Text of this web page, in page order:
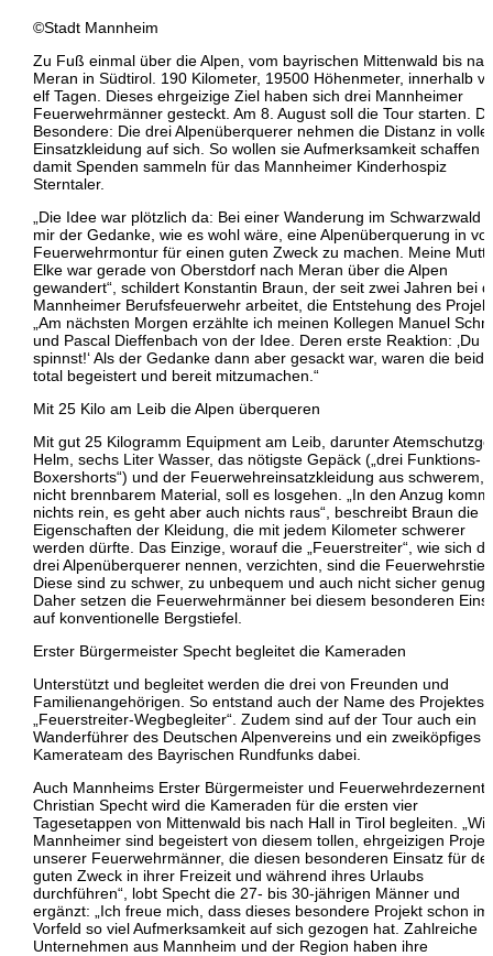
©Stadt Mannheim
Zu Fuß einmal über die Alpen, vom bayrischen Mittenwald bis
Meran in Südtirol. 190 Kilometer, 19500 Höhenmeter, innerhalb
elf Tagen. Dieses ehrgeizige Ziel haben sich drei Mannheimer
Feuerwehrmänner gesteckt. Am 8. August soll die Tour starten.
Besondere: Die drei Alpenüberquerer nehmen die Distanz in voller
Einsatzkleidung auf sich. So wollen sie Aufmerksamkeit schaffen
damit Spenden sammeln für das Mannheimer Kinderhospiz
Sterntaler.
„Die Idee war plötzlich da: Bei einer Wanderung im Schwarzwald
mir der Gedanke, wie es wohl wäre, eine Alpenüberquerung in
Feuerwehrmontur für einen guten Zweck zu machen. Meine
Elke war gerade von Oberstdorf nach Meran über die Alpen
gewandert“, schildert Konstantin Braun, der seit zwei Jahren bei
Mannheimer Berufsfeuerwehr arbeitet, die Entstehung des
„Am nächsten Morgen erzählte ich meinen Kollegen Manuel
und Pascal Dieffenbach von der Idee. Deren erste Reaktion: ‚Du
spinnst!‘ Als der Gedanke dann aber gesackt war, waren die
total begeistert und bereit mitzumachen.“
Mit 25 Kilo am Leib die Alpen überqueren
Mit gut 25 Kilogramm Equipment am Leib, darunter
Helm, sechs Liter Wasser, das nötigste Gepäck („drei Funktions-
Boxershorts“) und der Feuerwehreinsatzkleidung aus schwerem,
nicht brennbarem Material, soll es losgehen. „In den Anzug
nichts rein, es geht aber auch nichts raus“, beschreibt Braun die
Eigenschaften der Kleidung, die mit jedem Kilometer schwerer
werden dürfte. Das Einzige, worauf die „Feuerstreiter“, wie sich
drei Alpenüberquerer nennen, verzichten, sind die
Diese sind zu schwer, zu unbequem und auch nicht sicher genug.
Daher setzen die Feuerwehrmänner bei diesem besonderen
auf konventionelle Bergstiefel.
Erster Bürgermeister Specht begleitet die Kameraden
Unterstützt und begleitet werden die drei von Freunden und
Familienangehörigen. So entstand auch der Name des Projektes:
„Feuerstreiter-Wegbegleiter“. Zudem sind auf der Tour auch ein
Wanderführer des Deutschen Alpenvereins und ein zweiköpfiges
Kamerateam des Bayrischen Rundfunks dabei.
Auch Mannheims Erster Bürgermeister und Feuerwehrdezernent
Christian Specht wird die Kameraden für die ersten vier
Tagesetappen von Mittenwald bis nach Hall in Tirol begleiten. „Wir
Mannheimer sind begeistert von diesem tollen, ehrgeizigen
unserer Feuerwehrmänner, die diesen besonderen Einsatz für
guten Zweck in ihrer Freizeit und während ihres Urlaubs
durchführen“, lobt Specht die 27- bis 30-jährigen Männer und
ergänzt: „Ich freue mich, dass dieses besondere Projekt schon im
Vorfeld so viel Aufmerksamkeit auf sich gezogen hat. Zahlreiche
Unternehmen aus Mannheim und der Region haben ihre